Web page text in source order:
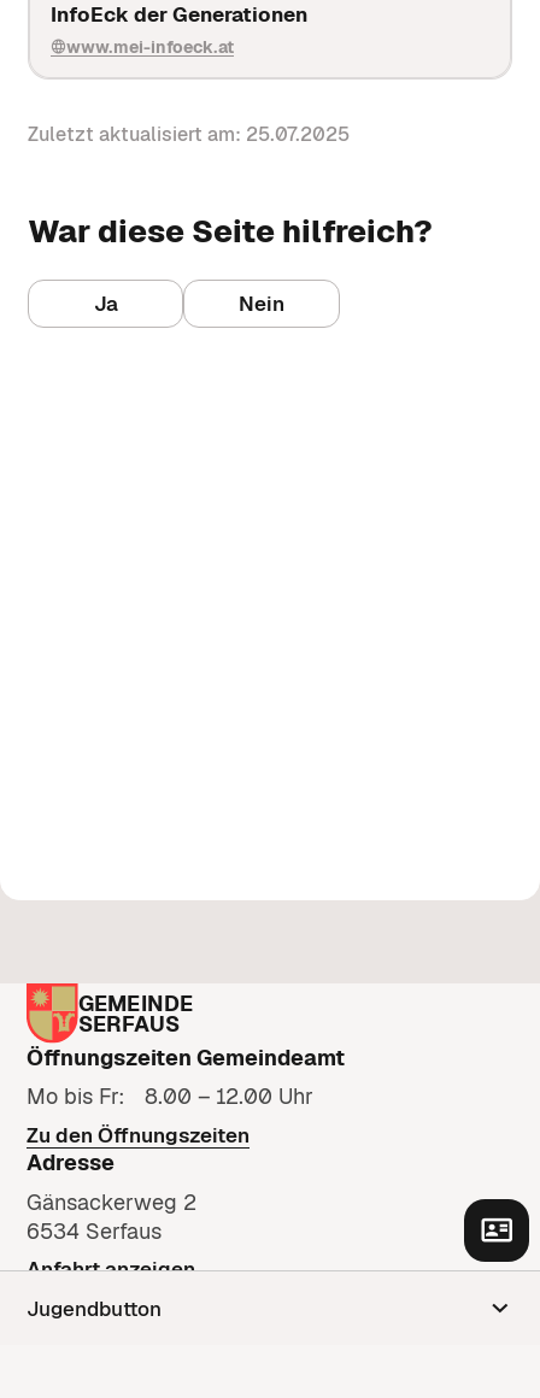
Wetter
Aktuelle Wetterprognose für die
Kirche & Kultur
Kirchliche Einrichtungen, Geschichte,
Angebote.
Jugendbutton
InfoEck der Generationen
www.mei-infoeck.at
Zuletzt aktualisiert am: 25.07.2025
War diese Seite hilfreich?
Ja Nein
GEMEINDE
SERFAUS
Öffnungszeiten Gemeindeamt
Mo bis Fr: 8.00 – 12.00 Uhr
Zu den Öffnungszeiten
Adresse
Gänsackerweg 2
6534 Serfaus
Anfahrt anzeigen
Kontakt